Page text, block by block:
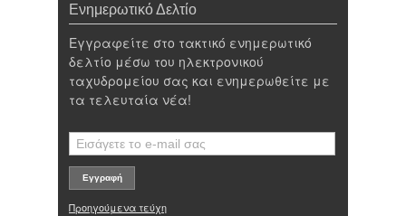
Ενημερωτικό Δελτίο
Εγγραφείτε στο τακτικό ενημερωτικό
δελτίο μέσω του ηλεκτρονικού
ταχυδρομείου σας και ενημερωθείτε με
τα τελευταία νέα!
Προηγούμενα τεύχη